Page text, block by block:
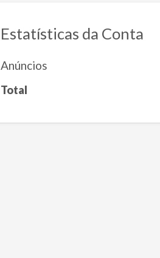
Estatísticas da Conta
Anúncios
Total